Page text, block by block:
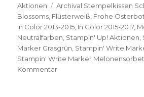
am
Aktionen
Schlagwörter
Archival Stempelkissen
Blossoms, Flüsterweiß, Frohe
In Color 2013-2015, In Color 2015-2017,
Neutralfarben, Stampin' Up! Aktionen,
Marker Grasgrün, Stampin' Write
Stampin' Write Marker Melonensorbet
Kommentarzu